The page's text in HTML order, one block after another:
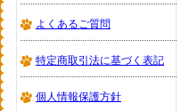
よくあるご質問
特定商取引法に基づく表記
個人情報保護方針